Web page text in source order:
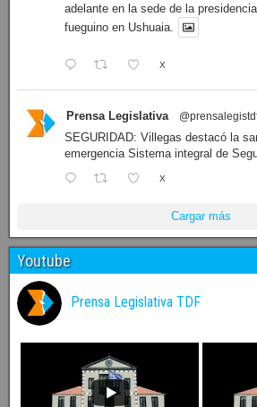
adelante en la sede de la
fueguino en Ushuaia.
X
Prensa Legislativa
SEGURIDAD: Villegas destacó la
emergencia Sistema integral de
X
Cargar más
Youtube
Prensa Legislativa TDF